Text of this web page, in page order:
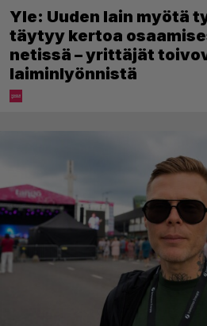
Yle: Uuden lain myötä
täytyy kertoa
netissä – yrittäjät
laiminlyönnistä